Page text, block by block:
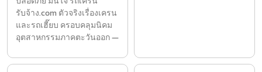
รับจ้าง.com ตัวจริงเรื่องเครน
และรถเฮี๊ยบ ครอบคลุมนิคม
อุตสาหกรรมภาคตะวันออก —